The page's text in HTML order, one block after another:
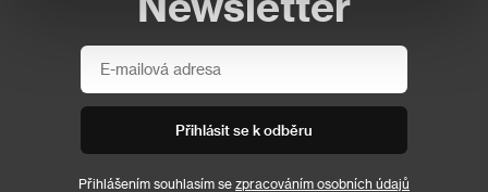
Přihlásit se k odběru
Přihlášením souhlasím se zpracováním osobních údajů